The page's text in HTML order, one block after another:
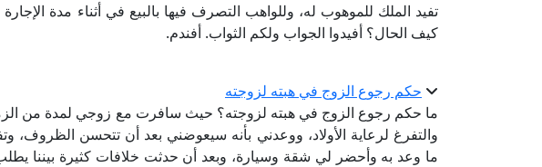
تفيد الملك للموهوب له، وللواهب التصرف فيها بالبيع في أثناء مدة
كيف الحال؟ أفيدوا الجواب ولكم الثواب. أفندم.
حكم رجوع الزوج في هبته لزوجته
ما حكم رجوع الزوج في هبته لزوجته؟ حيث سافرت مع زوجي لمدة من
والتفرغ لرعاية الأولاد، ووعدني بأنه سيعوضني بعد أن تتحسن الظروف،
ما وعد به وأحضر لي شقة وسيارة، وبعد أن حدثت خلافات كثيرة بيننا